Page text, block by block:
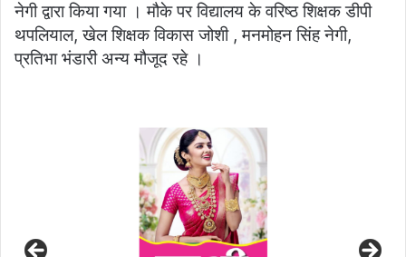
नेगी द्वारा किया गया । मौके पर विद्यालय के वरिष्ठ शिक्षक डीपी
थपलियाल, खेल शिक्षक विकास जोशी , मनमोहन सिंह नेगी,
प्रतिभा भंडारी अन्य मौजूद रहे ।